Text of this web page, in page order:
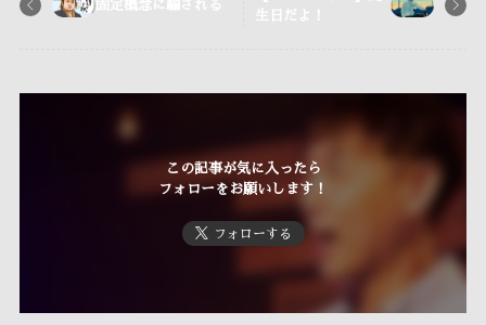
固定概念に騙される
生日だよ！
この記事が気に入ったら
フォローをお願いします！
フォローする